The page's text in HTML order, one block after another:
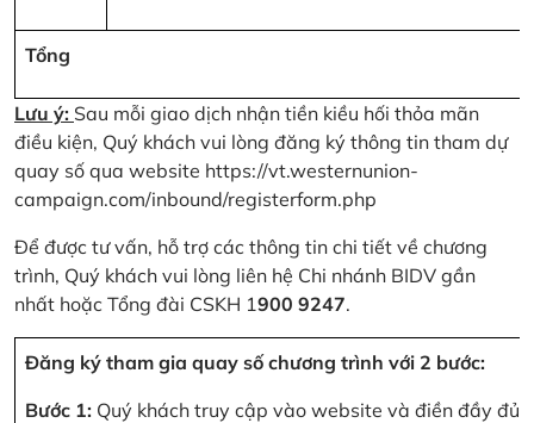
Tổng
Lưu ý: Sau mỗi giao dịch nhận tiền kiều hối thỏa mãn
điều kiện, Quý khách vui lòng đăng ký thông tin tham dự
quay số qua website https://vt.westernunion-
campaign.com/inbound/registerform.php
Để được tư vấn, hỗ trợ các thông tin chi tiết về chương
trình, Quý khách vui lòng liên hệ Chi nhánh BIDV gần
nhất hoặc Tổng đài CSKH 1900 9247.
Đăng ký tham gia quay số chương trình với 2 bước:
Bước 1: Quý khách truy cập vào website và điền đầy đủ